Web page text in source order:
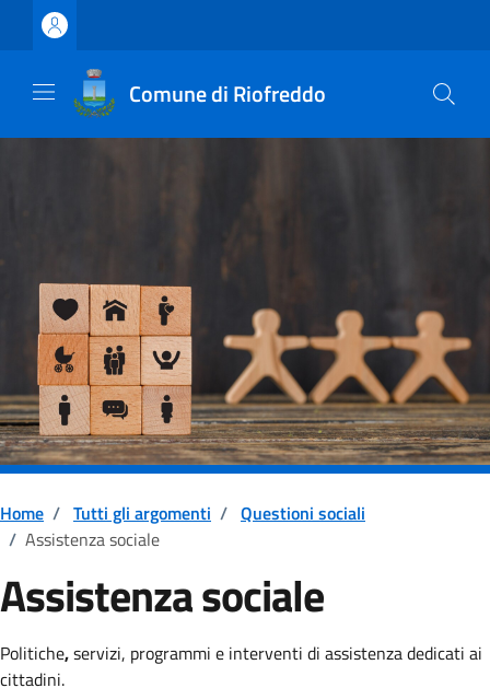
Vai ai contenuti
Vai al footer
Comune di Riofreddo
Home / Tutti gli argomenti / Questioni sociali
/ Assistenza sociale
Assistenza sociale
Dettagli della notizia
Politiche,servizi, programmi e interventi di assistenza dedicati ai
cittadini.